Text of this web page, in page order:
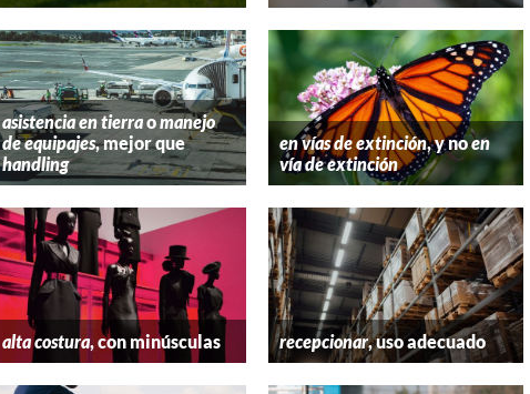
asistencia en tierraomanejo
de equipajes, mejor que
handling
en vías de extinción, y noen
vía de extinción
alta costura, con minúsculas recepcionar, uso adecuado